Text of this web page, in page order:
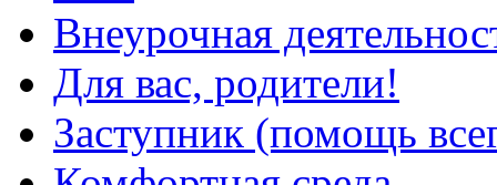
Внеурочная
Для вас, родители!
Заступник (помощь